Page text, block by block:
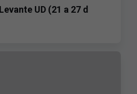
UD (21 a 27 d